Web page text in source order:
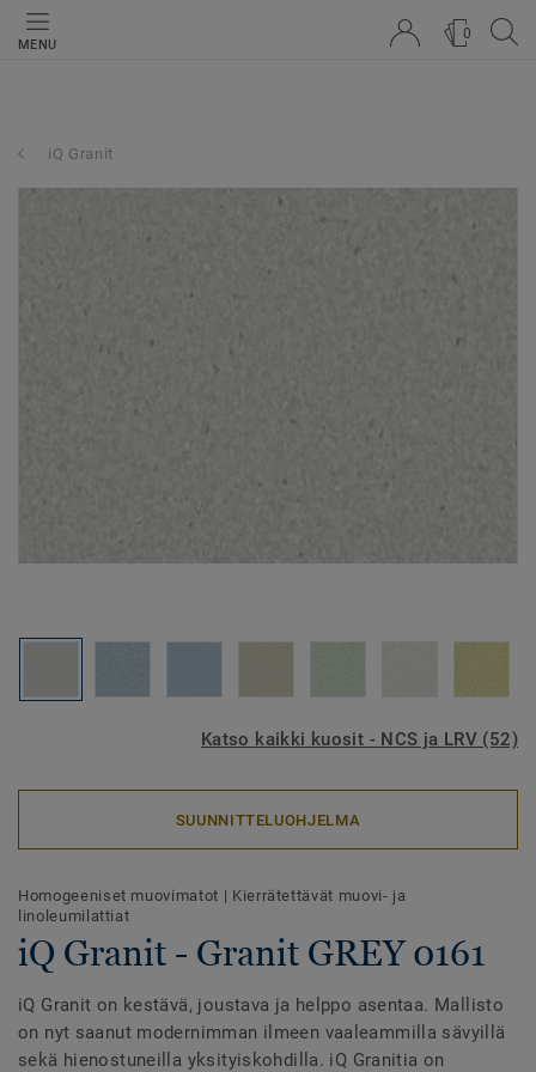
MENU
0
iQ Granit
Katso kaikki kuosit - NCS ja LRV (52)
SUUNNITTELUOHJELMA
Homogeeniset muovimatot | Kierrätettävät muovi- ja
linoleumilattiat
iQ Granit - Granit GREY 0161
iQ Granit on kestävä, joustava ja helppo asentaa. Mallisto
on nyt saanut modernimman ilmeen vaaleammilla sävyillä
sekä hienostuneilla yksityiskohdilla. iQ Granitia on